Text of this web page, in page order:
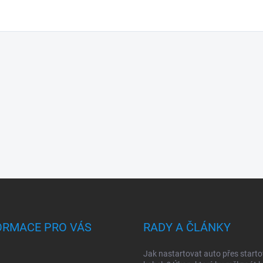
PRO VÁS RADY A ČLÁNKY
Jak nastartovat auto přes